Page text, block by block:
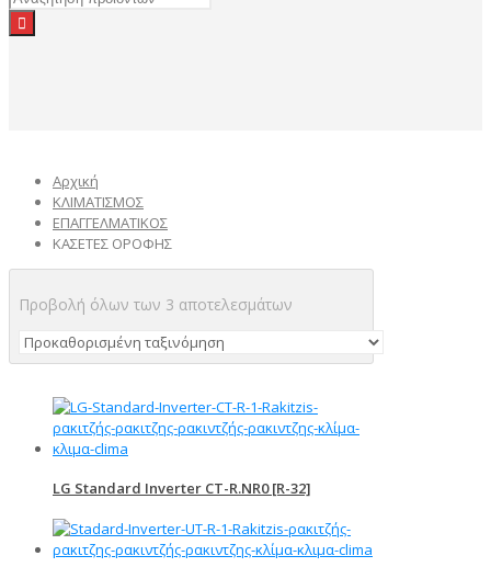
Αρχική
ΚΛΙΜΑΤΙΣΜΟΣ
ΕΠΑΓΓΕΛΜΑΤΙΚΟΣ
ΚΑΣΕΤΕΣ ΟΡΟΦΗΣ
Προβολή όλων των 3 αποτελεσμάτων
LG Standard Inverter CT-R.NR0 [R-32]